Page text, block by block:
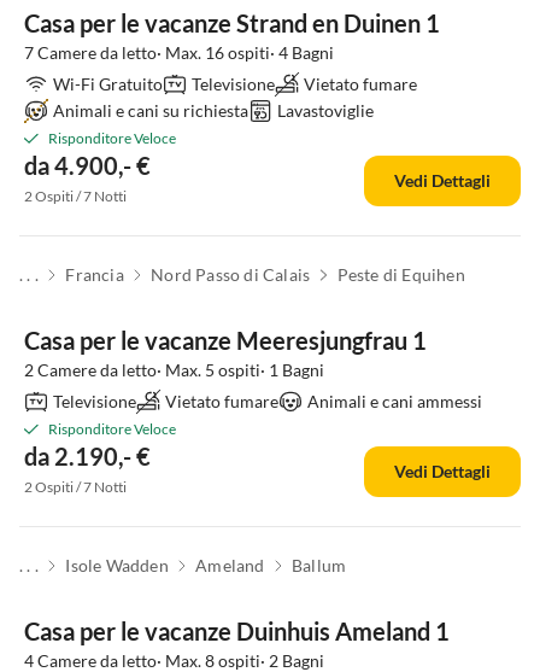
Casa per le vacanze Strand en Duinen 1
7 Camere da letto· Max. 16 ospiti· 4 Bagni
Wi-Fi Gratuito
Televisione
Vietato fumare
Animali e cani su richiesta
Lavastoviglie
Risponditore Veloce
da 4.900,- €
2 Ospiti / 7 Notti
Vedi Dettagli
. . . Francia Nord Passo di Calais Peste di Equihen
Casa per le vacanze Meeresjungfrau 1
2 Camere da letto· Max. 5 ospiti· 1 Bagni
Televisione
Vietato fumare Animali e cani ammessi
Risponditore Veloce
da 2.190,- €
2 Ospiti / 7 Notti
Vedi Dettagli
. . . Isole Wadden Ameland Ballum
Casa per le vacanze Duinhuis Ameland 1
4 Camere da letto· Max. 8 ospiti· 2 Bagni